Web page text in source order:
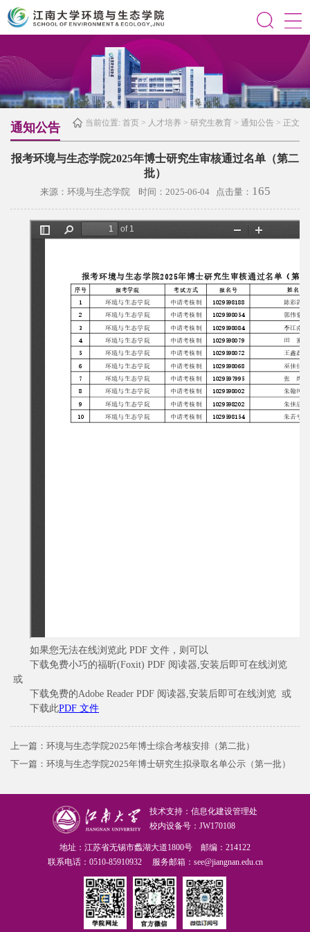
当前位置: 首页 > 人才培养 > 研究生教育 > 通知公告 > 正文
通知公告
报考环境与生态学院2025年博士研究生审核通过名单（第二
批）
来源：环境与生态学院 时间：2025-06-04 点击量： 165
如果您无法在线浏览此 PDF 文件，则可以
下载免费小巧的福昕(Foxit) PDF 阅读器,安装后即可在线浏览
或
下载免费的Adobe Reader PDF 阅读器,安装后即可在线浏览 或
下载此PDF 文件
上一篇： 环境与生态学院2025年博士综合考核安排（第二批）
下一篇： 环境与生态学院2025年博士研究生拟录取名单公示（第一批）
技术支持：信息化建设管理处
校内设备号：JW170108
地址：江苏省无锡市蠡湖大道1800号 邮编：214122
联系电话：0510-85910932 服务邮箱：see@jiangnan.edu.cn